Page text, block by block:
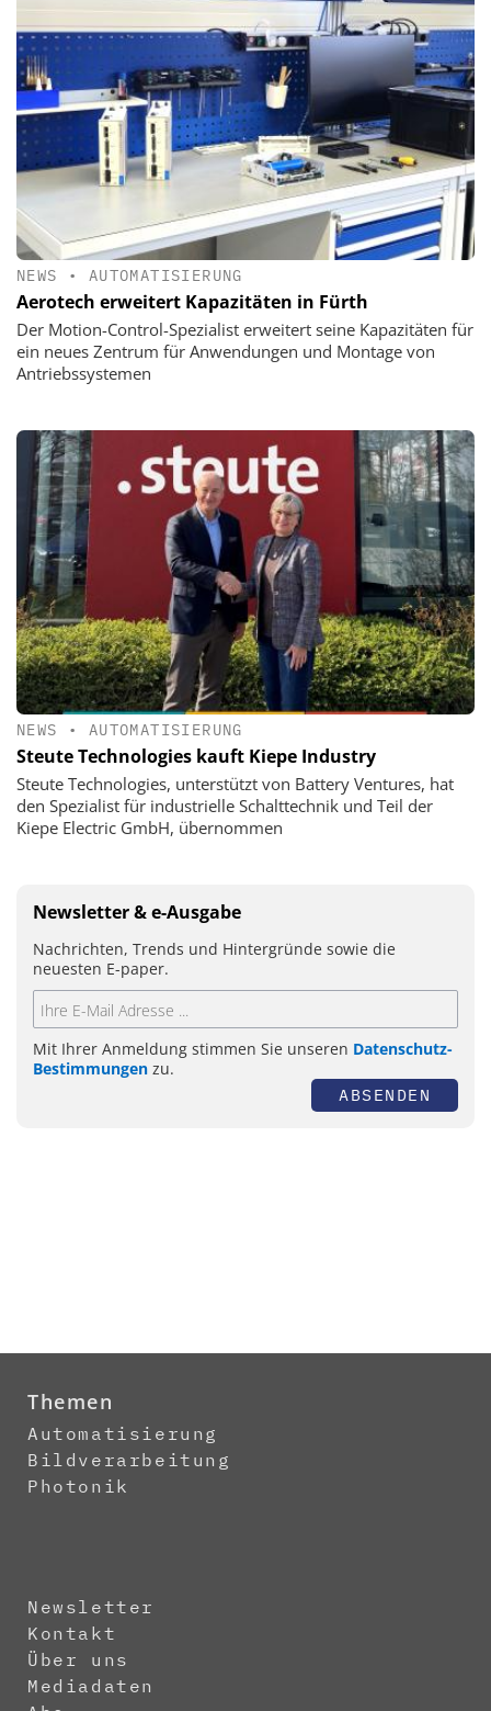
NEWS • AUTOMATISIERUNG
Aerotech erweitert Kapazitäten in Fürth
Der Motion-Control-Spezialist erweitert seine Kapazitäten für
ein neues Zentrum für Anwendungen und Montage von
Antriebssystemen
NEWS • AUTOMATISIERUNG
Steute Technologies kauft Kiepe Industry
Steute Technologies, unterstützt von Battery Ventures, hat
den Spezialist für industrielle Schalttechnik und Teil der
Kiepe Electric GmbH, übernommen
Newsletter & e-Ausgabe
Nachrichten, Trends und Hintergründe sowie die
neuesten E-paper.
Mit Ihrer Anmeldung stimmen Sie unseren Datenschutz-
Bestimmungen zu.
ABSENDEN
Themen
Automatisierung
Bildverarbeitung
Photonik
Newsletter
Kontakt
Über uns
Mediadaten